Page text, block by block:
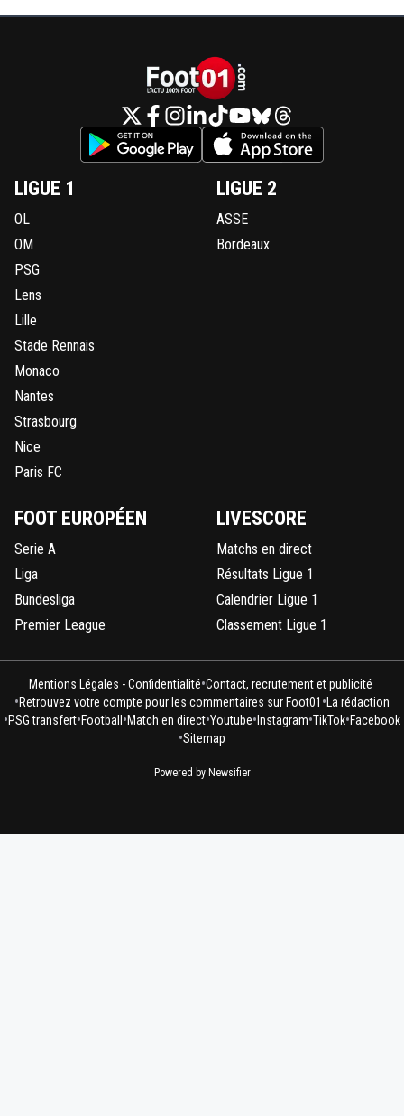
LIGUE 1
OL
OM
PSG
Lens
Lille
Stade Rennais
Monaco
Nantes
Strasbourg
Nice
Paris FC
LIGUE 2
ASSE
Bordeaux
FOOT EUROPÉEN
Serie A
Liga
Bundesliga
Premier League
LIVESCORE
Matchs en direct
Résultats Ligue 1
Calendrier Ligue 1
Classement Ligue 1
Mentions Légales - Confidentialité•Contact, recrutement et publicité
•Retrouvez votre compte pour les commentaires sur Foot01 •La rédaction
•PSG transfert•Football •Match en direct•Youtube• Instagram•TikTok•Facebook
•Sitemap
Powered by Newsifier